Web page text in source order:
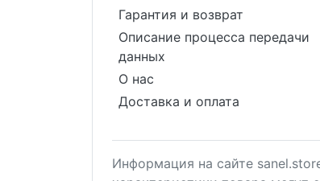
Гарантия и возврат
Описание процесса передачи
данных
О нас
Доставка и оплата
Информация на сайте